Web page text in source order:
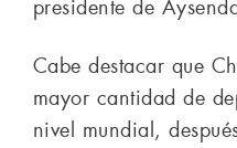
presidente de
Cabe destacar que
mayor cantidad de
nivel mundial,